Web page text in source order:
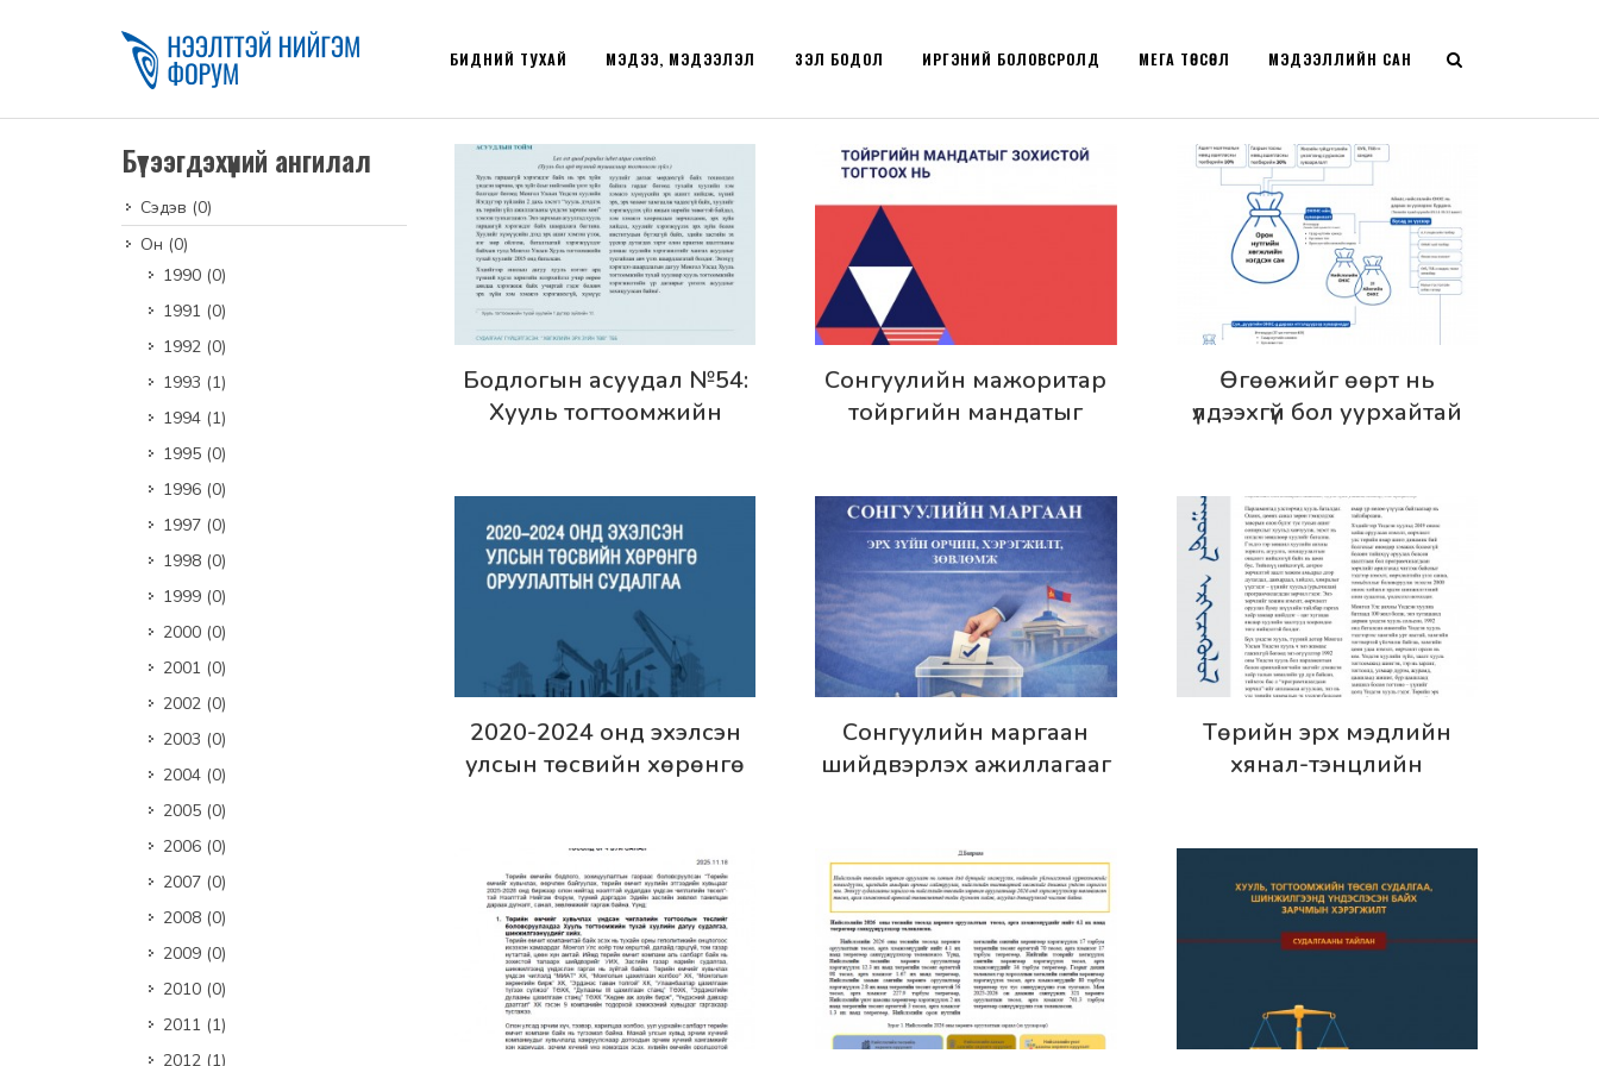
БИДНИЙ ТУХАЙ МЭДЭЭ, МЭДЭЭЛЭЛ ҮЗЭЛ БОДОЛ ИРГЭНИЙ БОЛОВСРОЛД МЭДЭЭЛЛИЙН САН
МЕГА ТӨСӨЛ
Дэлгэрэнгүй
Бодлогын асуудал №54:
Хууль тогтоомжийн
хэрэгжилт
Дэлгэрэнгүй
Сонгуулийн мажоритар
тойргийн мандатыг
Дэлгэрэнгүй
Өгөөжийг өөрт нь
үлдээхгүй бол уурхайтай
Дэлгэрэнгүй
2020-2024 онд эхэлсэн
улсын төсвийн хөрөнгө
Дэлгэрэнгүй
Сонгуулийн маргаан
шийдвэрлэх ажиллагааг
Дэлгэрэнгүй
Төрийн эрх мэдлийн
хянал-тэнцлийн
Бүтээгдэхүүний ангилал
Сэдэв (0)
Он (0)
1990 (0)
1991 (0)
1992 (0)
1993 (1)
1994 (1)
1995 (0)
1996 (0)
1997 (0)
1998 (0)
1999 (0)
2000 (0)
2001 (0)
2002 (0)
2003 (0)
2004 (0)
2005 (0)
2006 (0)
2007 (0)
2008 (0)
2009 (0)
2010 (0)
2011 (1)
2012 (1)